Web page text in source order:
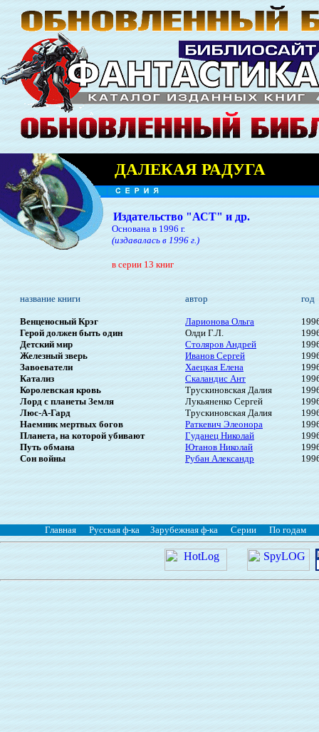
ДАЛЕКАЯ РАДУГА
Издательство "АСТ" и др.
Основана в 1996 г.
(издавалась в 1996 г.)
в серии 13 книг
название книги автор год
Венценосный Крэг Ларионова Ольга
Герой должен быть один
Олди Г.Л.
Детский мир
Столяров Андрей
Железный зверь
Иванов Сергей
Завоеватели
Хаецкая Елена
Катализ
Скаландис Ант
Королевская кровь
Трускиновская Далия
Лорд с планеты Земля
Лукьяненко Сергей
Люс-А-Гард
Трускиновская Далия
Наемник мертвых богов
Раткевич Элеонора
Планета, на которой убивают
Гуданец Николай
Путь обмана
Ютанов Николай
Сон войны
Рубан Александр
Главная Русская ф-ка Зарубежная ф-ка Серии По годам